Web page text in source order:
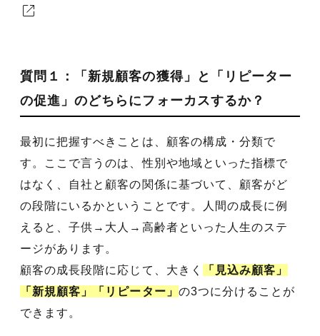
質問１：「新規顧客の獲得」と「リピーター
の促進」のどちらにフォーカスするか？
最初に把握すべきことは、顧客の構成・分類で
す。ここで言うのは、性別や地域といった指標で
はなく、自社と顧客の関係に基づいて、顧客がど
の段階にいるかということです。人間の成長に例
えると、子供→大人→高齢者といった人生のステ
ージがあります。
顧客の成長段階に応じて、大きく
「見込み顧客」
「新規顧客」「リピーター」 の3つに分けることが
できます。